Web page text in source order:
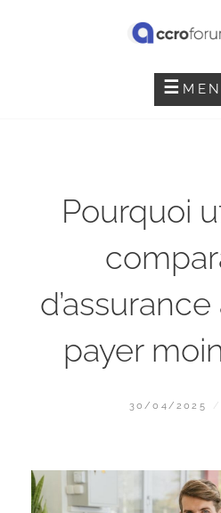
ACCRO FORUM
Pourquoi
payer
POSTED
30/04/2025